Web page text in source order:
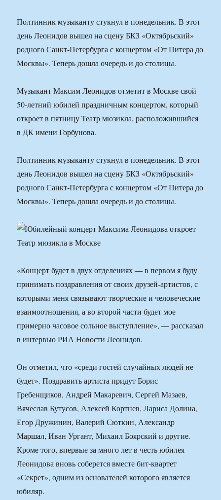
Полтинник музыканту стукнул в понедельник. В этот
день Леонидов вышел на сцену БКЗ «Октябрьский»
родного Санкт-Петербурга с концертом «От Питера до
Москвы». Теперь дошла очередь и до столицы.
Музыкант Максим Леонидов отметит в Москве свой
50-летний юбилей праздничным концертом, который
откроет в пятницу Театр мюзикла, расположившийся
в ДК имени Горбунова.
Полтинник музыканту стукнул в понедельник. В этот
день Леонидов вышел на сцену БКЗ «Октябрьский»
родного Санкт-Петербурга с концертом «От Питера до
Москвы». Теперь дошла очередь и до столицы.
«Концерт будет в двух отделениях — в первом я буду
принимать поздравления от своих друзей-артистов, с
которыми меня связывают творческие и человеческие
взаимоотношения, а во второй части будет мое
примерно часовое сольное выступление», — рассказал
в интервью РИА Новости Леонидов.
Он отметил, что «среди гостей случайных людей не
будет». Поздравить артиста придут Борис
Гребенщиков, Андрей Макаревич, Сергей Мазаев,
Вячеслав Бутусов, Алексей Кортнев, Лариса Долина,
Егор Дружинин, Валерий Сюткин, Александр
Маршал, Иван Ургант, Михаил Боярский и другие.
Кроме того, впервые за много лет в честь юбилея
Леонидова вновь соберется вместе бит-квартет
«Секрет», одним из основателей которого является
юбиляр.